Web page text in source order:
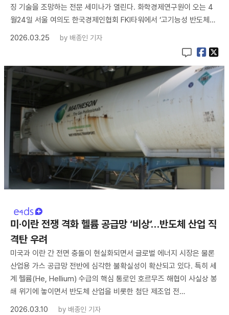
징 기술을 조망하는 전문 세미나가 열린다. 화학경제연구원이 오는 4
월24일 서울 여의도 한국경제인협회 FKI타워에서 ‘고기능성 반도체…
2026.03.25
by 배종인 기자
미·이란 전쟁 격화 헬륨 공급망 ‘비상’…반도체 산업 직
격탄 우려
미국과 이란 간 전면 충돌이 현실화되면서 글로벌 에너지 시장은 물론
산업용 가스 공급망 전반에 심각한 불확실성이 확산되고 있다. 특히 세
계 헬륨(He, Hellium) 수급의 핵심 통로인 호르무즈 해협이 사실상 봉
쇄 위기에 놓이면서 반도체 산업을 비롯한 첨단 제조업 전…
2026.03.10
by 배종인 기자